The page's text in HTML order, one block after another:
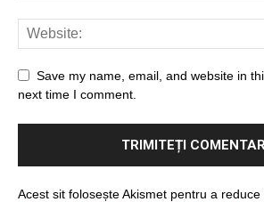
Save my name, email, and website in
next time I comment.
Acest sit folosește Akismet pentru a reduce